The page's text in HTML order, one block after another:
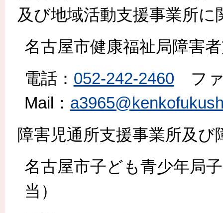
及び地域活動支援事業所に
名古屋市健康福祉局障害
電話： 052-242-2460 フ
Mail：
障害児通所支援事業所及
名古屋市子ども青少年局
当）